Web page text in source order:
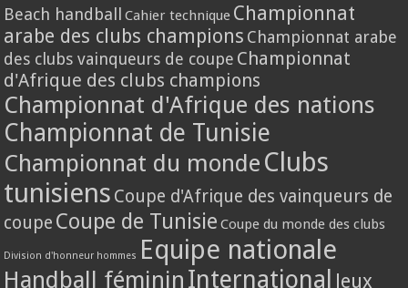
Beach handball Cahier technique Championnat
arabe des clubs champions Championnat arabe
des clubs vainqueurs de coupe Championnat
d'Afrique des clubs champions
Championnat d'Afrique des nations
Championnat de Tunisie
Championnat du monde Clubs
tunisiens Coupe d'Afrique des vainqueurs de
coupe Coupe de Tunisie Coupe du monde des clubs
Division d'honneur hommes Equipe nationale
Handball féminin International Jeux